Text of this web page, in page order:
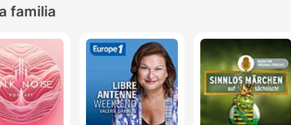
familia